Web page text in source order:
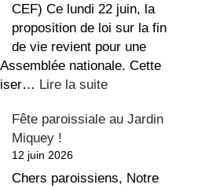
!
CEF) Ce lundi 22 juin, la
proposition de loi sur la fin
de vie revient pour une
nationale. Cette
Lire la suite:
des
France
Fête paroissiale au Jardin
Miquey !
12 juin 2026
Chers paroissiens, Notre